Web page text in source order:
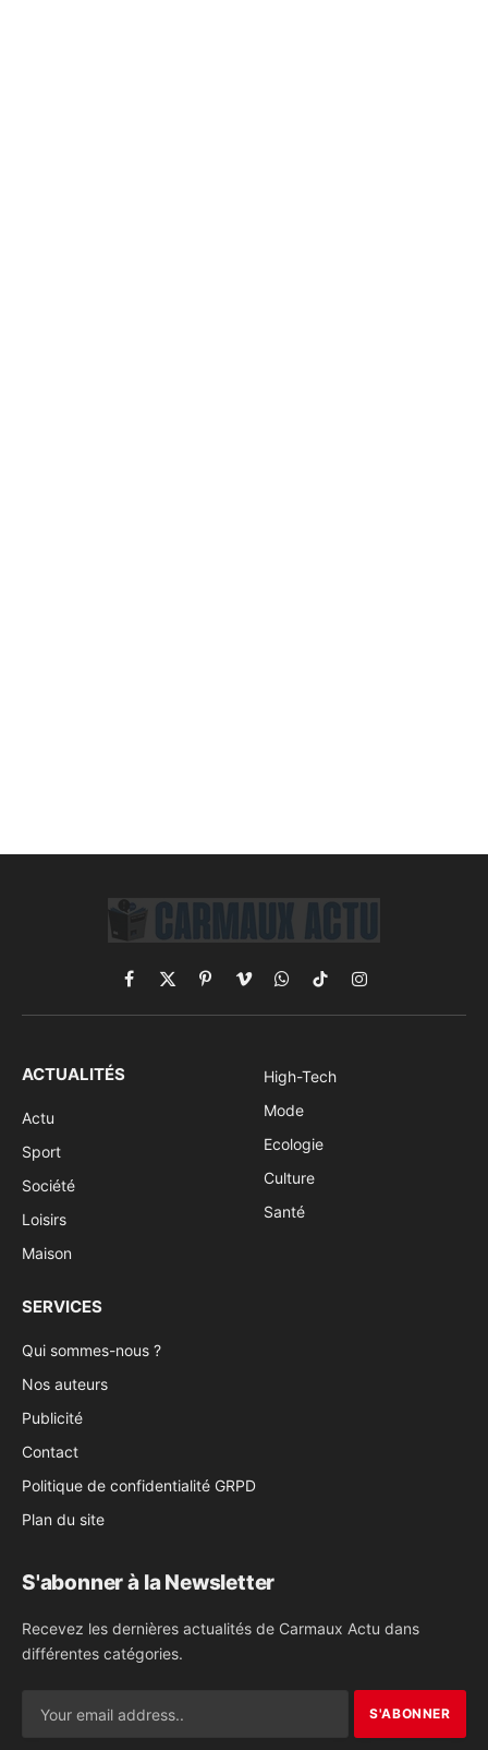
Facebook
X
(Twitter)
PinterestVimeoWhatsApp
TikTokInstagram
ACTUALITÉS
Actu
Sport
Société
Loisirs
Maison
High-Tech
Mode
Ecologie
Culture
Santé
SERVICES
Qui sommes-nous ?
Nos auteurs
Publicité
Contact
Politique de confidentialité GRPD
Plan du site
S'abonner à la Newsletter
Recevez les dernières actualités de Carmaux Actu dans
différentes catégories.